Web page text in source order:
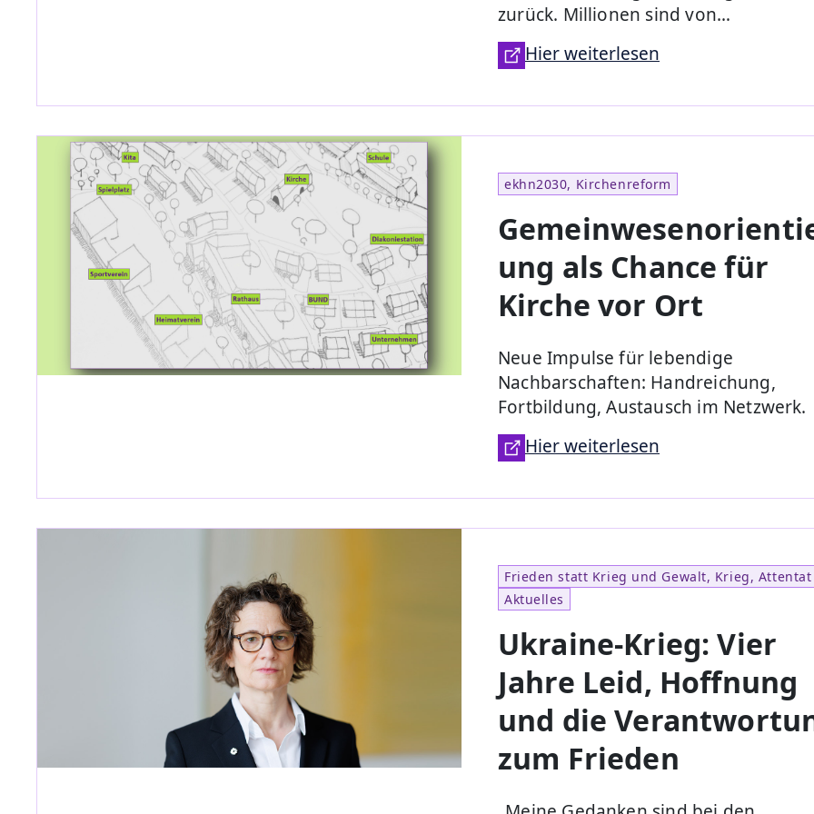
zurück. Millionen sind von…
Hier weiterlesen
ekhn2030, Kirchenreform
ung als Chance für
Kirche vor Ort
Neue Impulse für lebendige
Nachbarschaften: Handreichung,
Fortbildung, Austausch im Netzwerk.
Hier weiterlesen
Frieden statt Krieg und Gewalt, Krieg, Attentat
Aktuelles
Ukraine-Krieg: Vier
Jahre Leid, Hoffnung
und die
zum Frieden